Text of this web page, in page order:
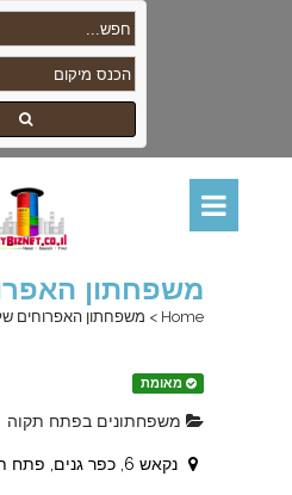
משפחתון
Home
> משפחתון האפרוחים
מאומת
משפחתונים בפתח תקוה
נקאש 6, כפר גנים, פתח תקוה